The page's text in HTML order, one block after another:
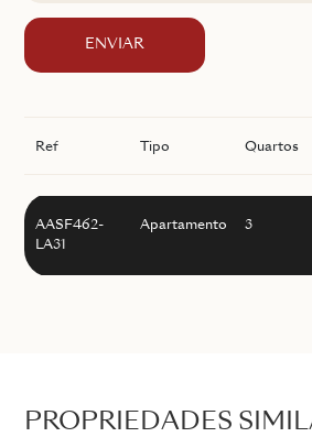
ENVIAR
Ref Tipo Quartos
AASF462-
LA31
Apartamento 3
PROPRIEDADES